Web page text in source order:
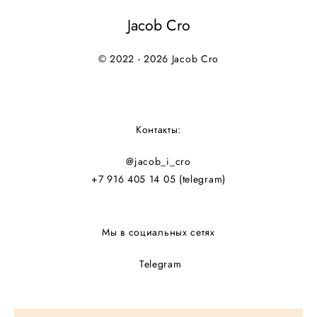
Jacob Cro
© 2022 - 2026 Jacob Cro
Контакты:
@jacob_i_cro
+7 916 405 14 05 (telegram)
Мы в социальных сетях
Telegram